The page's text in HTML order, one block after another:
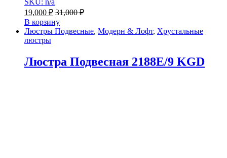
SKU: n/a
19,000 ₽ 31,000₽
В корзину
Люстры Подвесные, Модерн & Лофт, Хрустальные
люстры
Люстра Подвесная 2188E/9 KGD